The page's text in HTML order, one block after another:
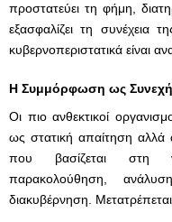
προστατεύει τη φήμη,
εξασφαλίζει τη συνέχεια
κυβερνοπεριστατικά είναι
Η Συμμόρφωση ως
Οι πιο ανθεκτικοί
ως στατική απαίτηση
που βασίζεται στη
παρακολούθηση,
διακυβέρνηση.